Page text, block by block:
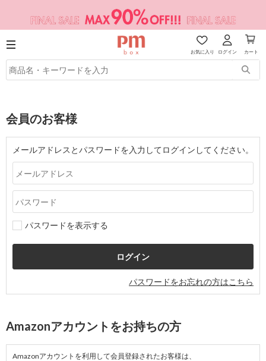
お気に入り ログイン カート
会員のお客様
メールアドレスとパスワードを入力してログインしてください。
パスワードを表示する
パスワードをお忘れの方はこちら
Amazonアカウントをお持ちの方
Amazonアカウントを利用して会員登録されたお客様は、